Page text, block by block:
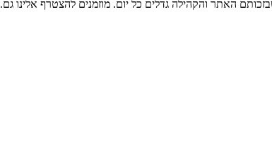
האתר והקהילה גדלים כל יום. מוזמנים להצטרף אלינו גם.